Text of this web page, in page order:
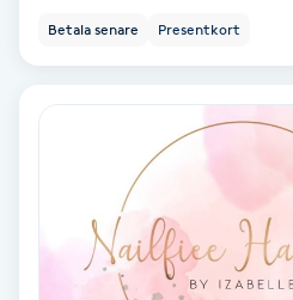
Fransförlängning Volym
Fransk manikyr
Fransrengöring
Betala senare Presentkort